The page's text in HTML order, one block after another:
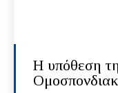
Η υπόθεση